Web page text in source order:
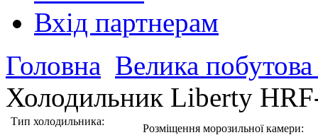
Вхід партнерам
Головна Велика побутова
Холодильник Liberty
Тип холодильника:
Розміщення морозильної камери: